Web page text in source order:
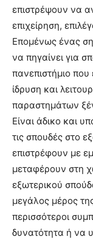
επιστρέψουν να
επιχείρηση,
Επομένως ένας
να πηγαίνει για
πανεπιστήμιο που
ίδρυση και
παραστημάτων
Είναι άδικο και
τις σπουδές στο
επιστρέφουν με
μεταφέρουν στη
εξωτερικού
μεγάλος μέρος
περισσότεροι
δυνατότητα ή να